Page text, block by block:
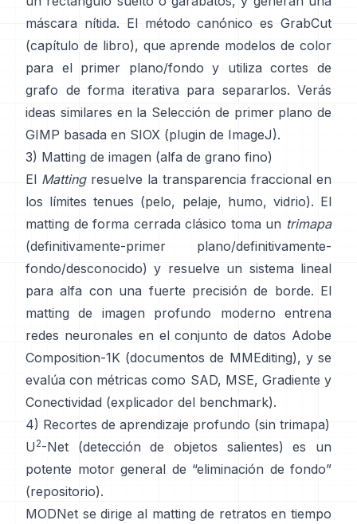
máscara nítida. El método canónico es GrabCut
(capítulo de libro), que aprende modelos de color
para el primer plano/fondo y utiliza cortes de
grafo de forma iterativa para separarlos. Verás
ideas similares en la Selección de primer plano de
GIMP basada en SIOX (plugin de ImageJ).
3) Matting de imagen (alfa de grano fino)
El Mattingresuelve la transparencia fraccional en
los límites tenues (pelo, pelaje, humo, vidrio). El
matting de forma cerrada clásico toma un trimapa
(definitivamente-primer plano/definitivamente-
fondo/desconocido) y resuelve un sistema lineal
para alfa con una fuerte precisión de borde. El
matting de imagen profundo
moderno entrena
redes neuronales en el conjunto de datos Adobe
Composition-1K (documentos de MMEditing), y se
evalúa con métricas como SAD, MSE, Gradiente y
Conectividad (explicador del benchmark).
4) Recortes de aprendizaje profundo (sin trimapa)
U 2-Net (detección de objetos salientes) es un
potente motor general de “eliminación de fondo”
(repositorio).
MODNet se dirige al matting de retratos en tiempo